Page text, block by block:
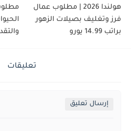
هولندا 2026 | مطلوب عمال
فرز وتغليف بصيلات الزهور
براتب 14.99 يورو
تعليقات
إرسال تعليق